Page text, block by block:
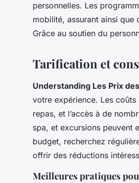
personnelles. Les
mobilité, assurant ainsi que
Grâce au soutien du
Tarification et
Understanding Les Prix
votre expérience. Les coûts
repas, et l’accès à de
spa, et excursions peuvent
budget, recherchez
offrir des réductions
Meilleures pratiques